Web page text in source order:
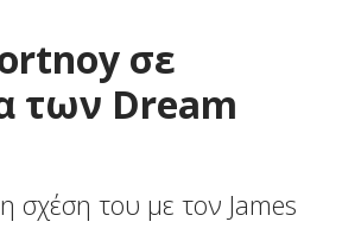
σε
των Dream
σχέση του με τον James